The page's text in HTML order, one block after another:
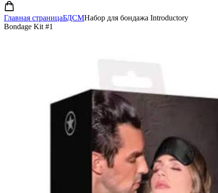
Главная страницаБДСМНабор для бондажа Introductory
Bondage Kit #1